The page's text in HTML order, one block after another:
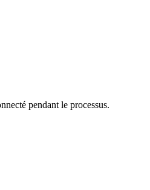
pendant le processus.